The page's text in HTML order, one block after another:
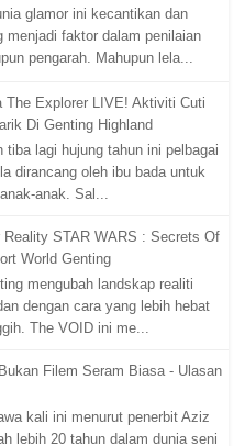
glamor ini kecantikan dan
menjadi faktor dalam penilaian
pengarah. Mahupun lela...
The Explorer LIVE! Aktiviti Cuti
Di Genting Highland
tiba lagi hujung tahun ini pelbagai
dirancang oleh ibu bada untuk
anak. Sal...
Reality STAR WARS : Secrets Of
World Genting
mengubah landskap realiti
dengan cara yang lebih hebat
The VOID ini me...
Filem Seram Biasa - Ulasan
kali ini menurut penerbit Aziz
lebih 20 tahun dalam dunia seni